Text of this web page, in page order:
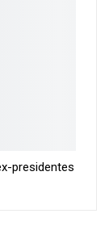
presidentes